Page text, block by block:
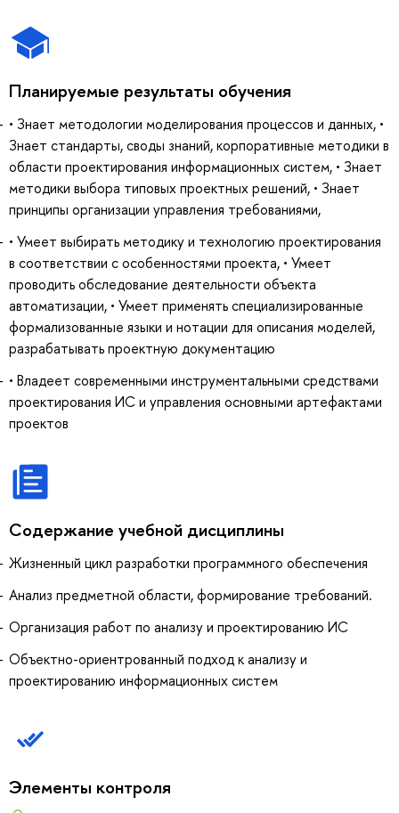
Планируемые результаты обучения
• Знает методологии моделирования процессов и данных, •
Знает стандарты, своды знаний, корпоративные методики в
области проектирования информационных систем, • Знает
методики выбора типовых проектных решений, • Знает
принципы организации управления требованиями,
• Умеет выбирать методику и технологию проектирования
в соответствии с особенностями проекта, • Умеет
проводить обследование деятельности объекта
автоматизации, • Умеет применять специализированные
формализованные языки и нотации для описания моделей,
разрабатывать проектную документацию
• Владеет современными инструментальными средствами
проектирования ИС и управления основными артефактами
проектов
Содержание учебной дисциплины
Жизненный цикл разработки программного обеспечения
Анализ предметной области, формирование требований.
Организация работ по анализу и проектированию ИС
Объектно-ориентрованный подход к анализу и
проектированию информационных систем
Элементы контроля